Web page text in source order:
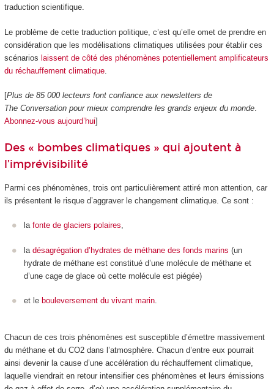
traduction scientifique.
Le problème de cette traduction politique, c’est qu’elle omet de prendre en
considération que les modélisations climatiques utilisées pour établir ces
scénarios laissent de côté des phénomènes potentiellement amplificateurs
du réchauffement climatique.
[Plus de 85 000 lecteurs font confiance aux newsletters de
The Conversation pour mieux comprendre les grands enjeux du monde.
Abonnez-vous aujourd’hui]
Des « bombes climatiques » qui ajoutent à
l’imprévisibilité
Parmi ces phénomènes, trois ont particulièrement attiré mon attention, car
ils présentent le risque d’aggraver le changement climatique. Ce sont :
la fonte de glaciers polaires,
la désagrégation d’hydrates de méthane des fonds marins (un
hydrate de méthane est constitué d’une molécule de méthane et
d’une cage de glace où cette molécule est piégée)
et le bouleversement du vivant marin.
Chacun de ces trois phénomènes est susceptible d’émettre massivement
du méthane et du CO2dans l’atmosphère. Chacun d’entre eux pourrait
ainsi devenir la cause d’une accélération du réchauffement climatique,
laquelle viendrait en retour intensifier ces phénomènes et leurs émissions